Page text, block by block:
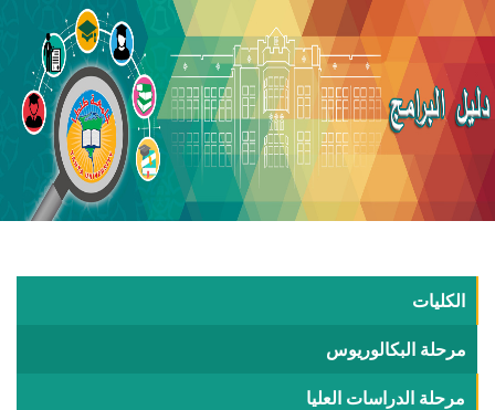
الكليات
مرحلة البكالوريوس
مرحلة الدراسات العليا